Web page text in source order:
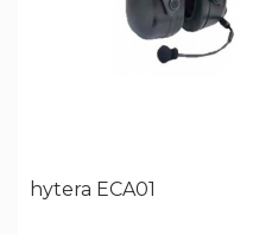
hytera ECA01